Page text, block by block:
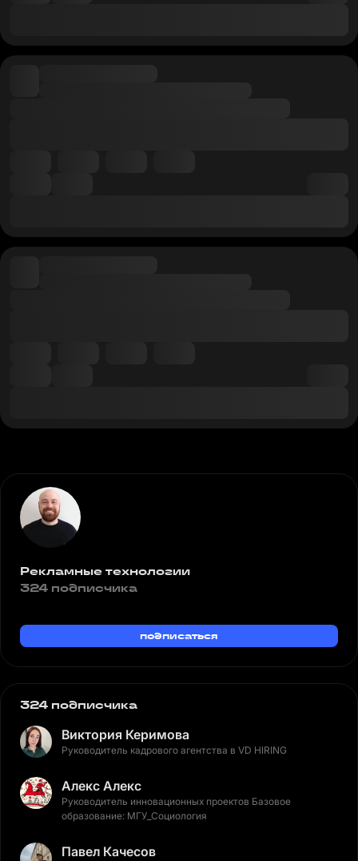
Рекламные технологии
324 подписчика
подписаться
324 подписчика
Виктория Керимова
Руководитель кадрового агентства в VD HIRING
Алекс Алекс
Руководитель инновационных проектов Базовое
образование: МГУ_Социология
Павел Качесов